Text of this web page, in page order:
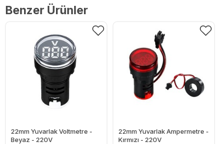
Benzer Ürünler
22mm Yuvarlak Voltmetre -
Beyaz - 220V
22mm Yuvarlak Ampermetre -
Kırmızı - 220V